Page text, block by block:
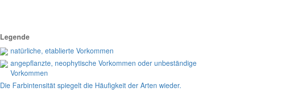
Legende
natürliche, etablierte Vorkommen
angepflanzte, neophytische Vorkommen oder unbeständige
Vorkommen
Die Farbintensität spiegelt die Häufigkeit der Arten wieder.